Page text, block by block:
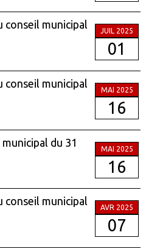
conseil municipal
JUIL 2025
01
conseil municipal
MAI 2025
16
du 31
MAI 2025
16
conseil municipal
AVR 2025
07